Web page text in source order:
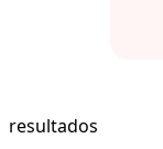
resultados